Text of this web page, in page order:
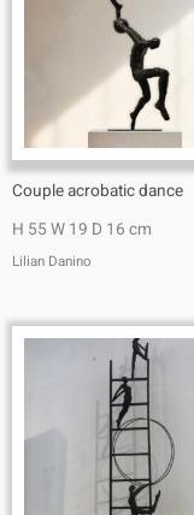
Couple acrobatic dance
H 55 W 19 D 16 cm
Lilian Danino